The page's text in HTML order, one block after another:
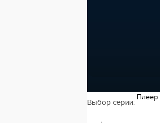
Выбор серии: